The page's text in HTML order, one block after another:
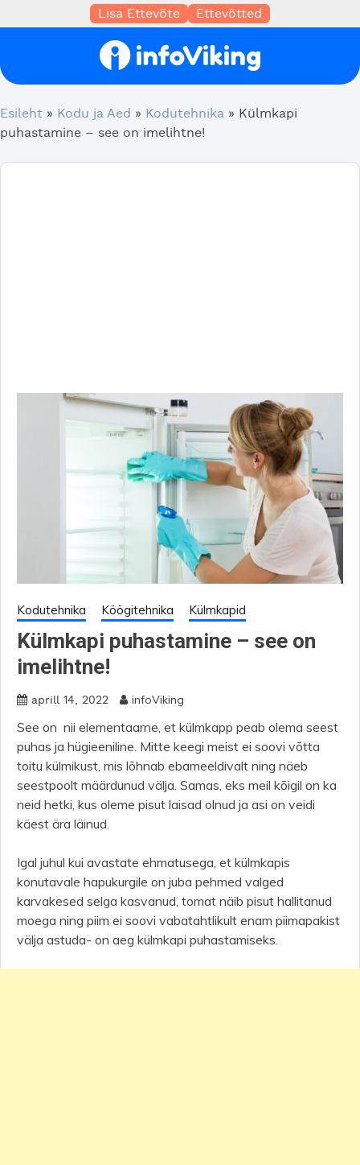
Lisa Ettevõte Ettevõtted
Esileht » Kodu ja Aed » Kodutehnika » Külmkapi
puhastamine – see on imelihtne!
Kodutehnika Köögitehnika Külmkapid
Külmkapi puhastamine – see on
imelihtne!
aprill 14, 2022 infoViking
See on nii elementaarne, et külmkapp peab olema seest
puhas ja hügieeniline. Mitte keegi meist ei soovi võtta
toitu külmikust, mis lõhnab ebameeldivalt ning näeb
seestpoolt määrdunud välja. Samas, eks meil kõigil on ka
neid hetki, kus oleme pisut laisad olnud ja asi on veidi
käest ära läinud.
Igal juhul kui avastate ehmatusega, et külmkapis
konutavale hapukurgile on juba pehmed valged
karvakesed selga kasvanud, tomat näib pisut hallitanud
moega ning piim ei soovi vabatahtlikult enam piimapakist
välja astuda- on aeg külmkapi puhastamiseks.